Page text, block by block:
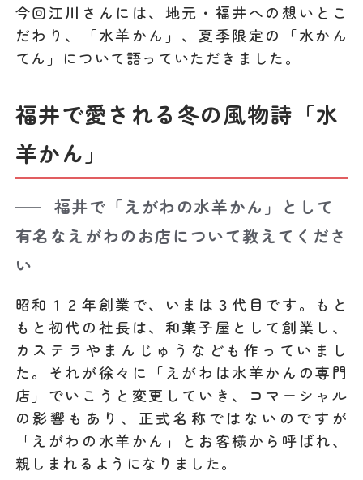
今回江川さんには、地元・福井への想いとこ
だわり、「水羊かん」、夏季限定の「水かん
てん」について語っていただきました。
福井で愛される冬の風物詩「水
羊かん」
福井で「えがわの水羊かん」として
有名なえがわのお店について教えてくださ
い
昭和１２年創業で、いまは３代目です。もと
もと初代の社長は、和菓子屋として創業し、
カステラやまんじゅうなども作っていまし
た。それが徐々に「えがわは水羊かんの専門
店」でいこうと変更していき、コマーシャル
の影響もあり、正式名称ではないのですが
「えがわの水羊かん」とお客様から呼ばれ、
親しまれるようになりました。